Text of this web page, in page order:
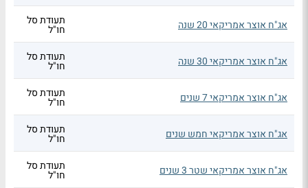
אג"ח אוצר אמריקאי 20 שנה תעודת סל
חו"ל
אג"ח אוצר אמריקאי 30 שנה תעודת סל
חו"ל
אג"ח אוצר אמריקאי 7 שנים תעודת סל
חו"ל
אג"ח אוצר אמריקאי חמש שנים תעודת סל
חו"ל
אג"ח אוצר אמריקאי שטר 3 שנים תעודת סל
חו"ל